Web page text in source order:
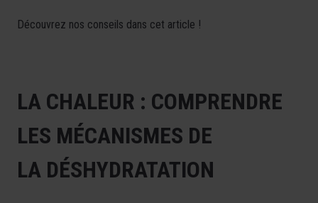
Découvrez nos conseils dans cet article !
LA CHALEUR : COMPRENDRE
LES MÉCANISMES DE
LA DÉSHYDRATATION